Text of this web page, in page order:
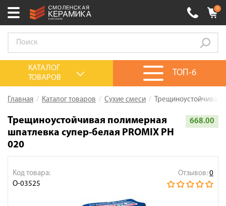
Выберите ваш город:
+7 (4812) 548-777
0 товаров на сумму0.00руб.
Акции
О компании
Сервис
0
ТОП-6
КАТАЛОГ
ТОВАРОВ
Главная Каталог товаров Сухие смеси Трещиноустойчивая
Трещиноустойчивая полимерная
шпатлевка супер-белая PROMIX PH
020
668.00
Отзывов: 0
Код товара:
О-03525